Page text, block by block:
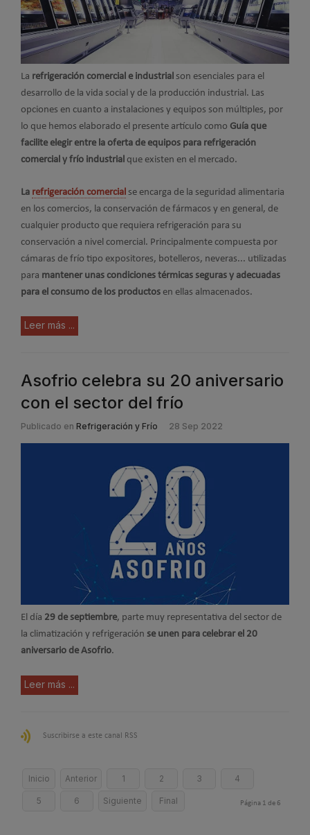
La refrigeración comercial e industrial son esenciales para el
desarrollo de la vida social y de la producción industrial. Las
opciones en cuanto a instalaciones y equipos son múltiples, por
lo que hemos elaborado el presente artículo como Guía que
facilite elegir entre la oferta de equipos para refrigeración
comercial y frío industrial que existen en el mercado.
La refrigeración comercial se encarga de la seguridad alimentaria
en los comercios, la conservación de fármacos y en general, de
cualquier producto que requiera refrigeración para su
conservación a nivel comercial. Principalmente compuesta por
cámaras de frío tipo expositores, botelleros, neveras... utilizadas
para mantener unas condiciones térmicas seguras y adecuadas
para el consumo de los productos en ellas almacenados.
Leer más ...
Asofrio celebra su 20 aniversario
con el sector del frío
Publicado en Refrigeración y Frío 28 Sep 2022
El día 29 de septiembre, parte muy representativa del sector de
la climatización y refrigeración se unen para celebrar el 20
aniversario de Asofrio.
Leer más ...
Suscribirse a este canal RSS
Inicio Anterior 1 2 3 4
5 6 Siguiente Final Página 1 de 6